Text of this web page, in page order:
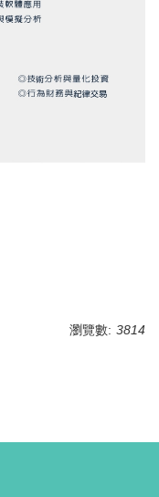
瀏覽數: 3814